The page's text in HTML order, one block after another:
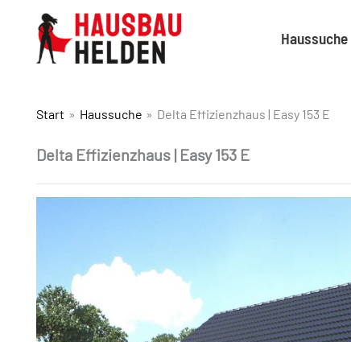
Haussuche
Start Haussuche Delta Effizienzhaus | Easy 153 E
Delta Effizienzhaus | Easy 153 E